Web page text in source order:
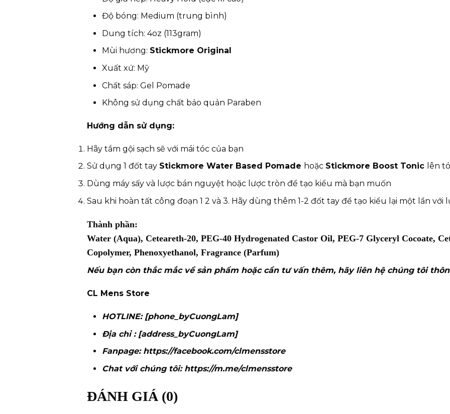
Độ bóng: Medium (trung bình)
Dung tích: 4oz (113gram)
Mùi hương: Stickmore Original
Xuất xứ: Mỹ
Chất sáp: Gel Pomade
Không sử dụng chất bảo quản Paraben
Hướng dẫn sử dụng:
Hãy tắm gội sạch sẽ với mái tóc của bạn
Sử dụng 1 đốt tay Stickmore Water Based Pomade hoặc Stickmore Boost Tonic lên
Dùng máy sấy và lược bán nguyệt hoặc lược tròn để tạo kiểu mà bạn muốn
Sau khi hoàn tất công đoạn 1 2 và 3. Hãy dùng thêm 1-2 đốt tay để tạo kiểu lại một lần với
Thành phần:
Water (Aqua), Ceteareth-20, PEG-40 Hydrogenated Castor Oil, PEG-7 Glyceryl Cocoate,
Copolymer, Phenoxyethanol, Fragrance (Parfum)
Nếu bạn còn thắc mắc về sản phẩm hoặc cần tư vấn thêm, hãy liên hệ chúng tôi
CL Mens Store
HOTLINE: [phone_byCuongLam]
Địa chỉ : [address_byCuongLam]
Fanpage: https://facebook.com/clmensstore
Chat với chúng tôi: https://m.me/clmensstore
ĐÁNH GIÁ (0)